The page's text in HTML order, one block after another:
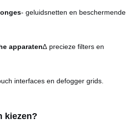
ontwerpen
- geluidsnetten en beschermende
apparaten∆ precieze filters en
interfaces en defogger grids.
kiezen?